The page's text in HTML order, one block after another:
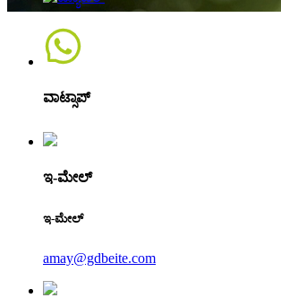
ವಾಟ್ಸಾಪ್
ಇ-ಮೇಲ್
ಇ-ಮೇಲ್
amay@gdbeite.com